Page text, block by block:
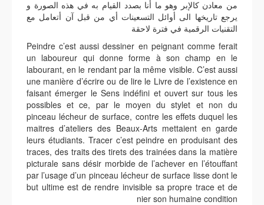
من معادن كالإبر وهو ما أنا بصدد القيام به في هذه الصورة و
يرجع تاريخها الى أوائل التسعينات أي من قبل آن أتعامل مع
التقنيات الرقمية في فترة لاحقة
Peindre c’est aussi dessiner en peignant comme ferait
un laboureur qui donne forme à son champ en le
labourant, en le rendant par la même visible. C’est aussi
une manière d’écrire ou de lire le Livre de l’existence en
faisant émerger le Sens indéfini et ouvert sur tous les
possibles et ce, par le moyen du stylet et non du
pinceau lécheur de surface, contre les effets duquel les
maitres d’ateliers des Beaux-Arts mettaient en garde
leurs étudiants. Tracer c’est peindre en produisant des
traces, des traits des tirets des trainées dans la matière
picturale sans désir morbide de l’achever en l’étouffant
par l’usage d’un pinceau lécheur de surface lisse dont le
but ultime est de rendre invisible sa propre trace et de
nier son humaine condition